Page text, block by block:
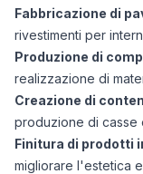
Fabbricazione di
rivestimenti per
Produzione di
realizzazione di
Creazione di
produzione di casse
Finitura di prodotti
migliorare l'estetica